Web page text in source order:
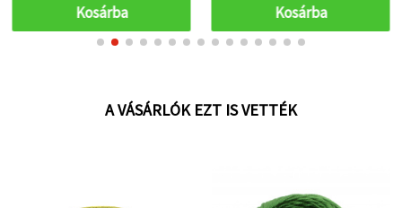
Kosárba Kosárba
A VÁSÁRLÓK EZT IS VETTÉK